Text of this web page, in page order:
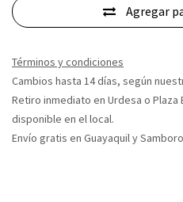
Agregar
Términos y condiciones
Cambios hasta 14 días, según
Retiro inmediato en Urdesa o
disponible en el local.
Envío gratis en Guayaquil y